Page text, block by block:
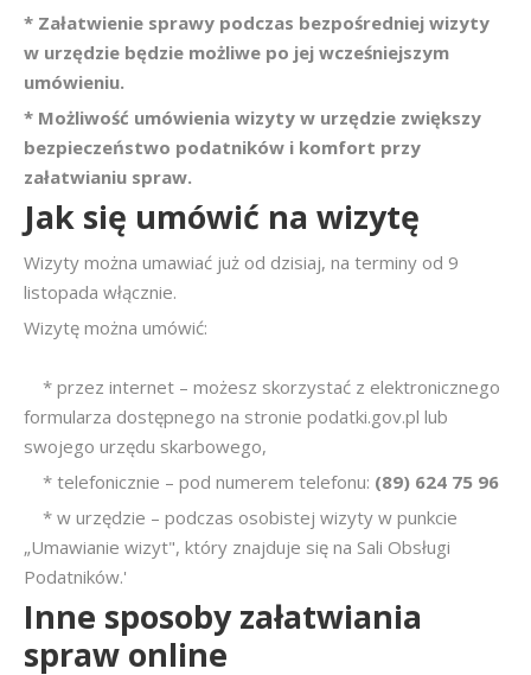
* Załatwienie sprawy podczas bezpośredniej wizyty
w urzędzie będzie możliwe po jej wcześniejszym
umówieniu.
* Możliwość umówienia wizyty w urzędzie zwiększy
bezpieczeństwo podatników i komfort przy
załatwianiu spraw.
Jak się umówić na wizytę
Wizyty można umawiać już od dzisiaj, na terminy od 9
listopada włącznie.
Wizytę można umówić:
* przez internet – możesz skorzystać z elektronicznego
formularza dostępnego na stronie podatki.gov.pl lub
swojego urzędu skarbowego,
* telefonicznie – pod numerem telefonu: (89) 624 75 96
* w urzędzie – podczas osobistej wizyty w punkcie
„Umawianie wizyt", który znajduje się na Sali Obsługi
Podatników.'
Inne sposoby załatwiania
spraw online